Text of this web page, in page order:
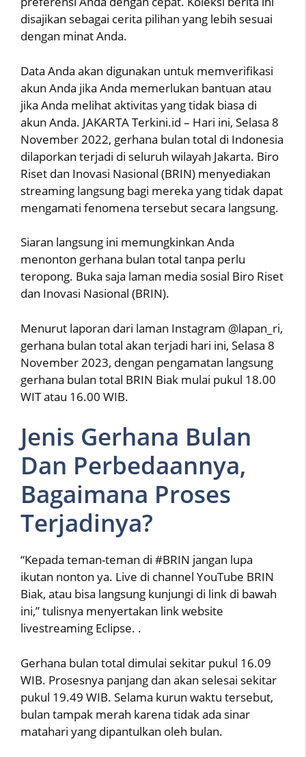
disajikan sebagai cerita pilihan yang lebih sesuai
dengan minat Anda.
Data Anda akan digunakan untuk memverifikasi
akun Anda jika Anda memerlukan bantuan atau
jika Anda melihat aktivitas yang tidak biasa di
akun Anda. JAKARTA Terkini.id – Hari ini, Selasa 8
November 2022, gerhana bulan total di Indonesia
dilaporkan terjadi di seluruh wilayah Jakarta. Biro
Riset dan Inovasi Nasional (BRIN) menyediakan
streaming langsung bagi mereka yang tidak dapat
mengamati fenomena tersebut secara langsung.
Siaran langsung ini memungkinkan Anda
menonton gerhana bulan total tanpa perlu
teropong. Buka saja laman media sosial Biro Riset
dan Inovasi Nasional (BRIN).
Menurut laporan dari laman Instagram @lapan_ri,
gerhana bulan total akan terjadi hari ini, Selasa 8
November 2023, dengan pengamatan langsung
gerhana bulan total BRIN Biak mulai pukul 18.00
WIT atau 16.00 WIB.
Jenis Gerhana Bulan
Dan Perbedaannya,
Bagaimana Proses
Terjadinya?
“Kepada teman-teman di #BRIN jangan lupa
ikutan nonton ya. Live di channel YouTube BRIN
Biak, atau bisa langsung kunjungi di link di bawah
ini,” tulisnya menyertakan link website
livestreaming Eclipse. .
Gerhana bulan total dimulai sekitar pukul 16.09
WIB. Prosesnya panjang dan akan selesai sekitar
pukul 19.49 WIB. Selama kurun waktu tersebut,
bulan tampak merah karena tidak ada sinar
matahari yang dipantulkan oleh bulan.